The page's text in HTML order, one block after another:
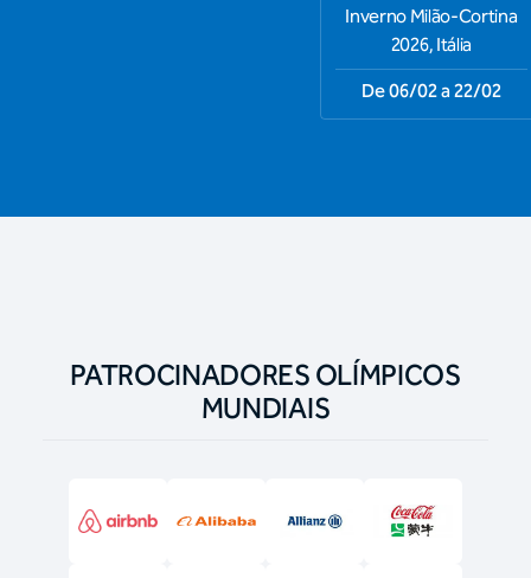
Inverno Milão-Cortina
2026, Itália
De 06/02 a 22/02
PATROCINADORES OLÍMPICOS
MUNDIAIS